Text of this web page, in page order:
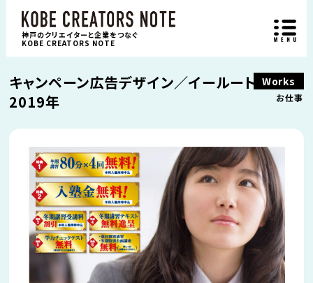
神戸のクリエイターと企業をつなぐ
KOBE CREATORS NOTE
Works
お仕事
キャンペーン広告デザイン／イールート／
2019年